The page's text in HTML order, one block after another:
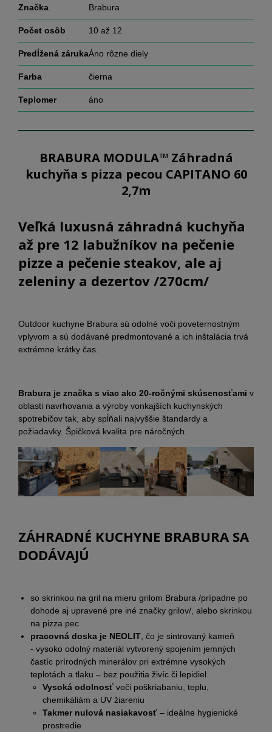
Značka Brabura
Počet osôb 10 až 12
Predĺžená zárukaÁno rôzne diely
Farba čierna
Teplomer áno
BRABURA MODULA™ Záhradná
kuchyňa s pizza pecou CAPITANO 60
2,7m
Veľká luxusná záhradná kuchyňa
až pre 12 labužníkov na pečenie
pizze a pečenie steakov, ale aj
zeleniny a dezertov /270cm/
Outdoor kuchyne Brabura sú odolné voči poveternostným
vplyvom a sú dodávané predmontované a ich inštalácia trvá
extrémne krátky čas.
Brabura je značka s viac ako 20-ročnými skúsenosťami v
oblasti navrhovania a výroby vonkajších kuchynských
spotrebičov tak, aby spĺňali najvyššie štandardy a
požiadavky. Špičková kvalita pre náročných.
ZÁHRADNÉ KUCHYNE BRABURA SA
DODÁVAJÚ
so skrinkou na gril na mieru grilom Brabura /prípadne po
dohode aj upravené pre iné značky grilov/, alebo skrinkou
na pizza pec
pracovná doska je NEOLIT , čo je sintrovaný kameň
- vysoko odolný materiál vytvorený spojením jemných
častíc prírodných minerálov pri extrémne vysokých
teplotách a tlaku – bez použitia živíc či lepidiel
Vysoká odolnosť voči poškriabaniu, teplu,
chemikáliám a UV žiareniu
Takmer nulová nasiakavosť – ideálne hygienické
prostredie